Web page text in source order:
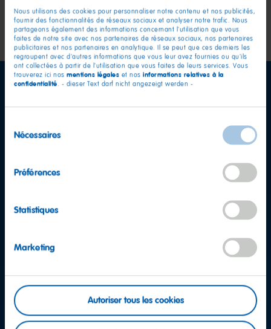
Nous utilisons des cookies pour personnaliser notre contenu et nos publicités,
fournir des fonctionnalités de réseaux sociaux et analyser notre trafic. Nous
partageons également des informations concernant l'utilisation que vous
faites de notre site avec nos partenaires de réseaux sociaux, nos partenaires
publicitaires et nos partenaires en analytique. Il se peut que ces derniers les
regroupent avec d'autres informations que vous leur avez fournies ou qu'ils
ont collectées à partir de l'utilisation que vous faites de leurs services. Vous
trouverez ici nos mentions légales et nos informations relatives à la
confidentialité. - dieser Text darf nicht angezeigt werden -
duNécessaires
Préférences
Statistiques
Marketing
Autoriser tous les cookies